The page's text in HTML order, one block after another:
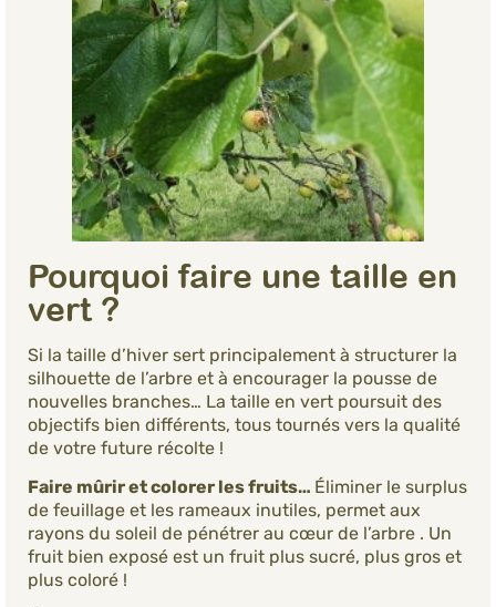
Pourquoi faire une taille en
vert ?
Si la taille d’hiver sert principalement à structurer la
silhouette de l’arbre et à encourager la pousse de
nouvelles branches… La taille en vert poursuit des
objectifs bien différents, tous tournés vers la qualité
de votre future récolte !
Faire mûrir et colorer les fruits… Éliminer le surplus
de feuillage et les rameaux inutiles, permet aux
rayons du soleil de pénétrer au cœur de l’arbre . Un
fruit bien exposé est un fruit plus sucré, plus gros et
plus coloré !